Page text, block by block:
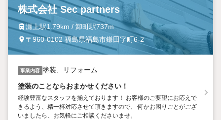
株式会社 Sec partners
瀬上駅1.79km / 卸町駅737m
〒960-0102 福島県福島市鎌田字町6-2
事業内容 塗装、リフォーム
塗装のことならおまかせください！
経験豊富なスタッフを揃えております！ お客様のご要望にお応えで
きるよう、精一杯対応させて頂きますので、 何かお困りごとがござ
いましたら、お気軽にご相談くださいませ。